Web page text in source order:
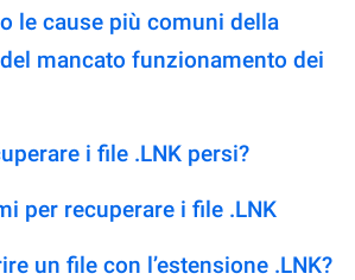
le cause più comuni della
mancato funzionamento dei
i file .LNK persi?
per recuperare i file .LNK
un file con l’estensione .LNK?